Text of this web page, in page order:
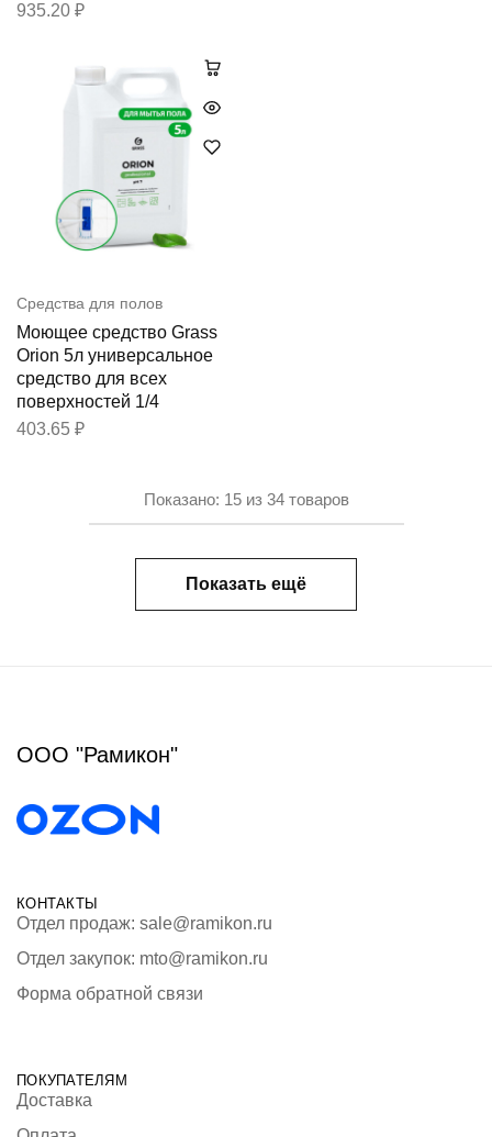
935.20 ₽
Средства для полов
Моющее средство Grass
Orion 5л универсальное
средство для всех
поверхностей 1/4
403.65 ₽
Показано: 15 из 34 товаров
Показать ещё
ООО "Рамикон"
КОНТАКТЫ
Отдел продаж: sale@ramikon.ru
Отдел закупок: mto@ramikon.ru
Форма обратной связи
ПОКУПАТЕЛЯМ
Доставка